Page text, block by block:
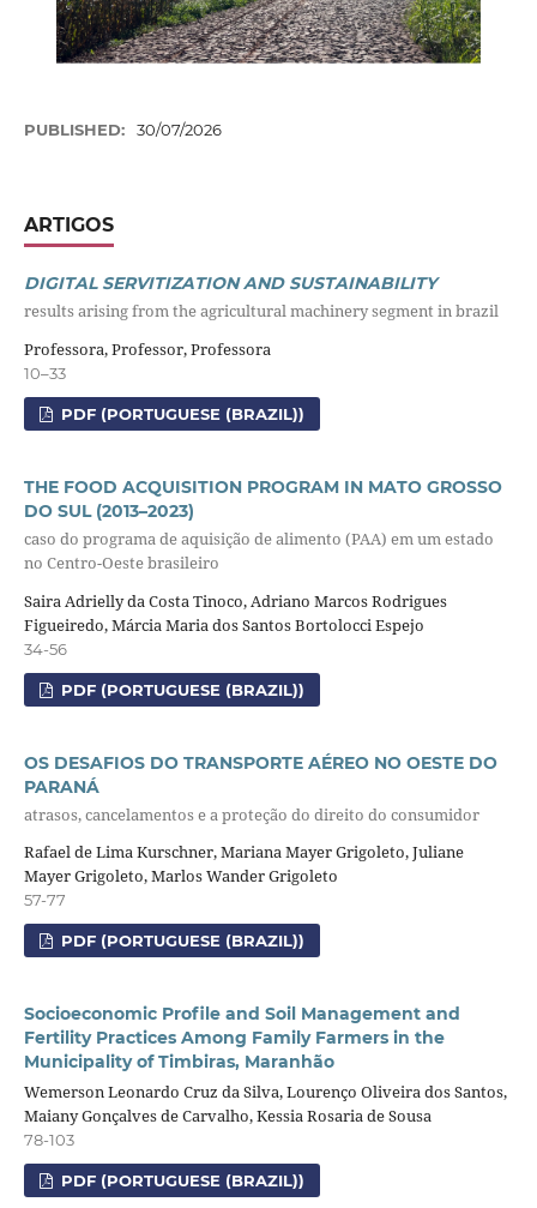
PUBLISHED: 30/07/2026
ARTIGOS
DIGITAL SERVITIZATION AND SUSTAINABILITY
results arising from the agricultural machinery segment in brazil
Professora, Professor, Professora
10–33
PDF (PORTUGUESE (BRAZIL))
THE FOOD ACQUISITION PROGRAM IN MATO GROSSO
DO SUL (2013–2023)
caso do programa de aquisição de alimento (PAA) em um estado
no Centro-Oeste brasileiro
Saira Adrielly da Costa Tinoco, Adriano Marcos Rodrigues
Figueiredo, Márcia Maria dos Santos Bortolocci Espejo
34-56
PDF (PORTUGUESE (BRAZIL))
OS DESAFIOS DO TRANSPORTE AÉREO NO OESTE DO
PARANÁ
atrasos, cancelamentos e a proteção do direito do consumidor
Rafael de Lima Kurschner, Mariana Mayer Grigoleto, Juliane
Mayer Grigoleto, Marlos Wander Grigoleto
57-77
PDF (PORTUGUESE (BRAZIL))
Socioeconomic Profile and Soil Management and
Fertility Practices Among Family Farmers in the
Municipality of Timbiras, Maranhão
Wemerson Leonardo Cruz da Silva, Lourenço Oliveira dos Santos,
Maiany Gonçalves de Carvalho, Kessia Rosaria de Sousa
78-103
PDF (PORTUGUESE (BRAZIL))